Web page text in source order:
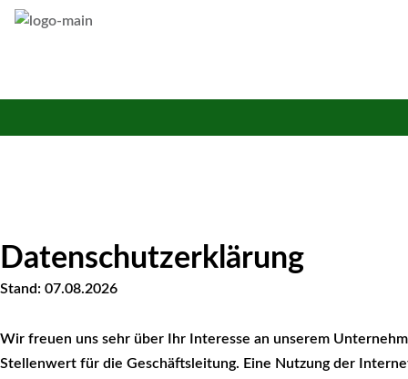
Datenschutzerklärung
Stand: 07.08.2026
Wir freuen uns sehr über Ihr Interesse an unserem
Stellenwert für die Geschäftsleitung. Eine Nutzung der